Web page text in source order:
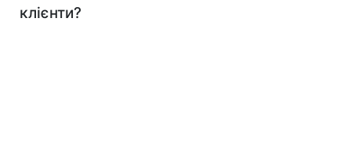
клієнти?